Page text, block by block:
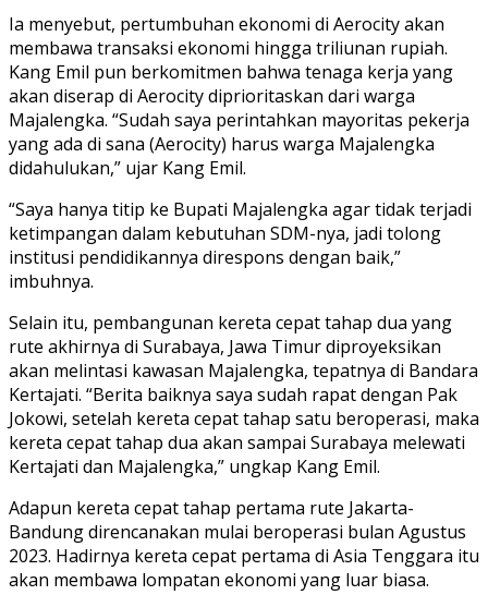
Ia menyebut, pertumbuhan ekonomi di Aerocity akan
membawa transaksi ekonomi hingga triliunan rupiah.
Kang Emil pun berkomitmen bahwa tenaga kerja yang
akan diserap di Aerocity diprioritaskan dari warga
Majalengka. “Sudah saya perintahkan mayoritas pekerja
yang ada di sana (Aerocity) harus warga Majalengka
didahulukan,” ujar Kang Emil.
“Saya hanya titip ke Bupati Majalengka agar tidak terjadi
ketimpangan dalam kebutuhan SDM-nya, jadi tolong
institusi pendidikannya direspons dengan baik,”
imbuhnya.
Selain itu, pembangunan kereta cepat tahap dua yang
rute akhirnya di Surabaya, Jawa Timur diproyeksikan
akan melintasi kawasan Majalengka, tepatnya di Bandara
Kertajati. “Berita baiknya saya sudah rapat dengan Pak
Jokowi, setelah kereta cepat tahap satu beroperasi, maka
kereta cepat tahap dua akan sampai Surabaya melewati
Kertajati dan Majalengka,” ungkap Kang Emil.
Adapun kereta cepat tahap pertama rute Jakarta-
Bandung direncanakan mulai beroperasi bulan Agustus
2023. Hadirnya kereta cepat pertama di Asia Tenggara itu
akan membawa lompatan ekonomi yang luar biasa.